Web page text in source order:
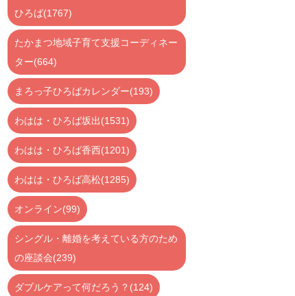
ひろば(1767)
たかまつ地域子育て支援コーディネー
ター(664)
まろっ子ひろばカレンダー(193)
わはは・ひろば坂出(1531)
わはは・ひろば香西(1201)
わはは・ひろば高松(1285)
オンライン(99)
シングル・離婚を考えている方のため
の座談会(239)
ダブルケアって何だろう？(124)